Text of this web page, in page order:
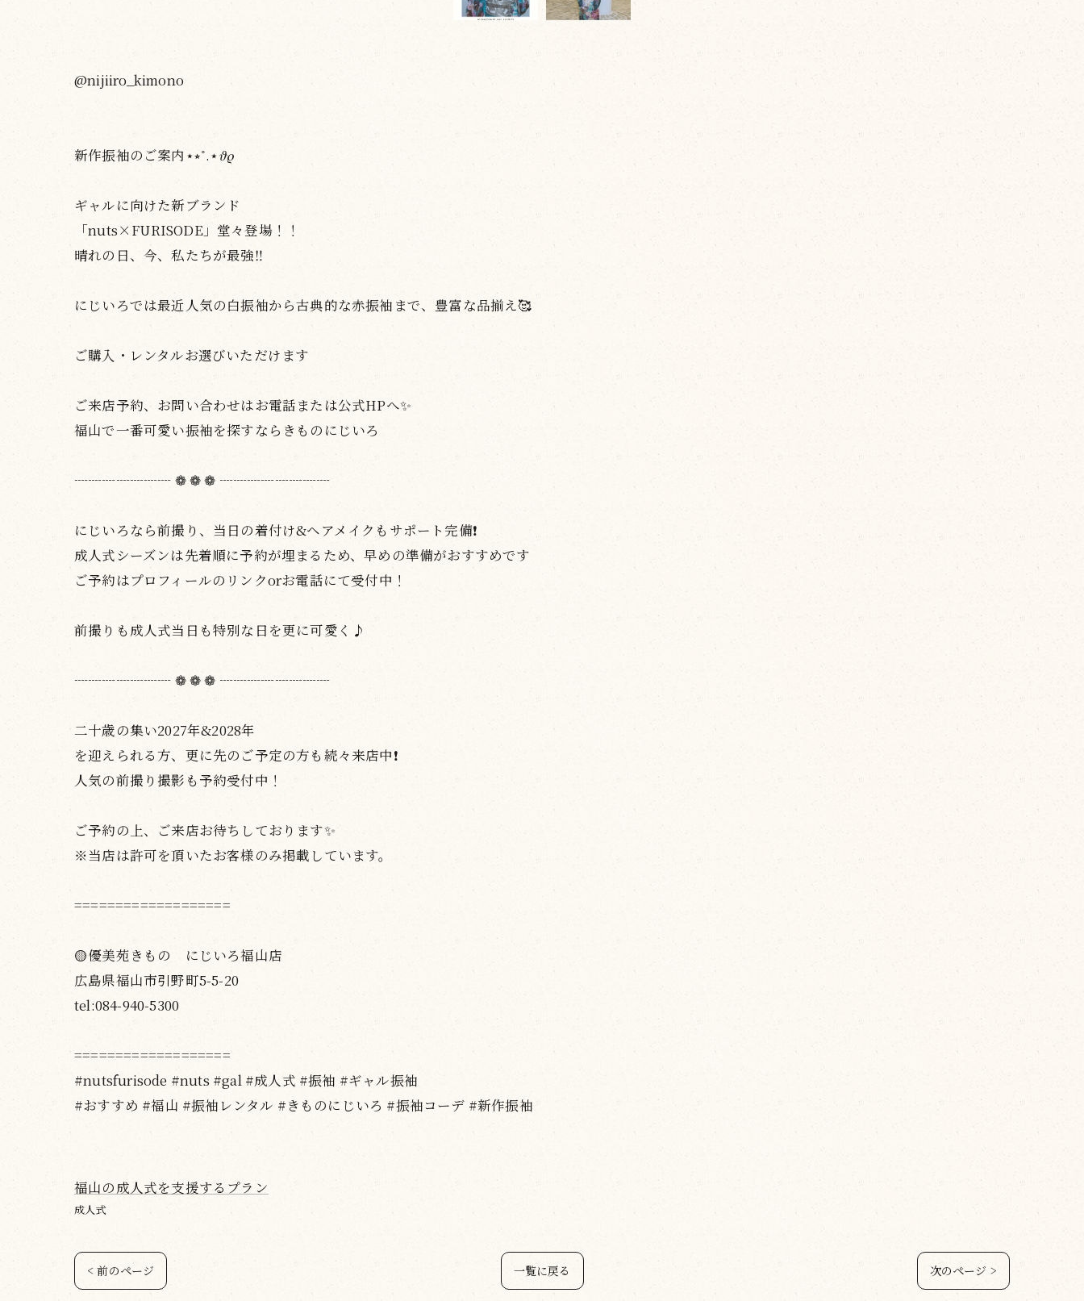
@nijiiro_kimono
新作振袖のご案内⋆⭒˚.⋆𝜗𝜚
ギャルに向けた新ブランド
「nuts×FURISODE」堂々登場！！
晴れの日、今、私たちが最強‼️
にじいろでは最近人気の白振袖から古典的な赤振袖まで、豊富な品揃え🥰
ご購入・レンタルお選びいただけます
ご来店予約、お問い合わせはお電話または公式HPへ✨
福山で一番可愛い振袖を探すならきものにじいろ
┈┈┈┈┈┈┈ ❁ ❁ ❁ ┈┈┈┈┈┈┈┈
にじいろなら前撮り、当日の着付け&ヘアメイクもサポート完備❗️
成人式シーズンは先着順に予約が埋まるため、早めの準備がおすすめです
ご予約はプロフィールのリンクorお電話にて受付中！
前撮りも成人式当日も特別な日を更に可愛く♪
┈┈┈┈┈┈┈ ❁ ❁ ❁ ┈┈┈┈┈┈┈┈
二十歳の集い2027年&2028年
を迎えられる方、更に先のご予定の方も続々来店中❗️
人気の前撮り撮影も予約受付中！
ご予約の上、ご来店お待ちしております✨
※当店は許可を頂いたお客様のみ掲載しています。
===================
🟡優美苑きもの にじいろ福山店
広島県福山市引野町5-5-20
tel:084-940-5300
===================
#nutsfurisode #nuts #gal #成人式 #振袖 #ギャル振袖
#おすすめ #福山 #振袖レンタル #きものにじいろ #振袖コーデ #新作振袖
福山の成人式を支援するプラン
成人式
< 前のページ 一覧に戻る 次のページ >